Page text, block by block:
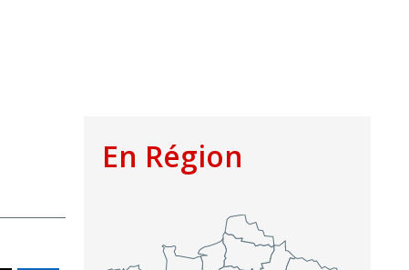
En Région